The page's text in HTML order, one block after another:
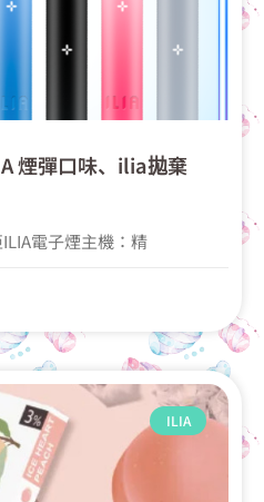
煙彈口味、ilia拋棄
電子煙主機：精
ILIA